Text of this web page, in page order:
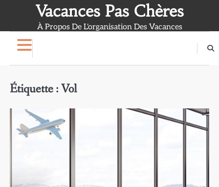
Vacances Pas Chères
À Propos De L'organisation Des Vacances
Étiquette :Vol